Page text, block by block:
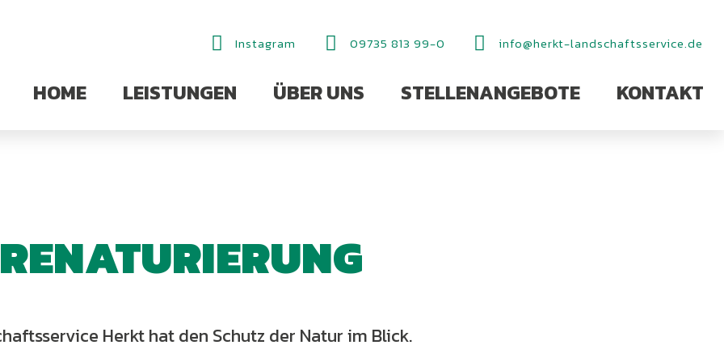
Instagram 09735 813 99-0 info@herkt-landschaftsservice.de
HOME LEISTUNGEN ÜBER UNS STELLENANGEBOTE KONTAKT
RENATURIERUNG
Herkt hat den Schutz der Natur im Blick.